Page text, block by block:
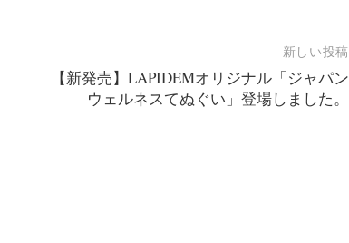
新しい投稿
【新発売】LAPIDEMオリジナル「ジャパン
ウェルネスてぬぐい」登場しました。